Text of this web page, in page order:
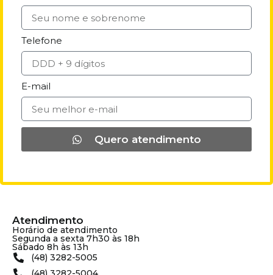
Telefone
E-mail
Quero atendimento
Atendimento
Horário de atendimento
Segunda a sexta 7h30 às 18h
Sábado 8h às 13h
(48) 3282-5005